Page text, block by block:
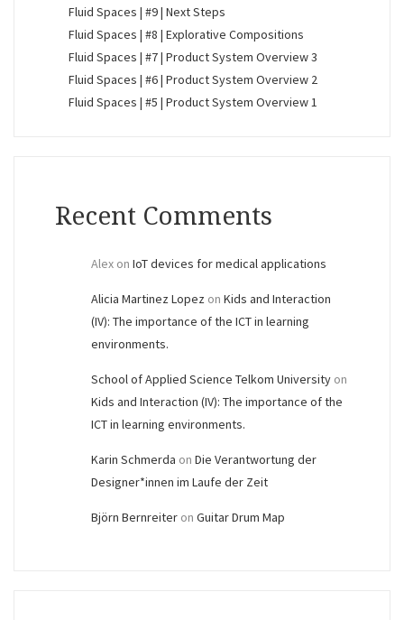
Fluid Spaces | #9 | Next Steps
Fluid Spaces | #8 | Explorative Compositions
Fluid Spaces | #7 | Product System Overview 3
Fluid Spaces | #6 | Product System Overview 2
Fluid Spaces | #5 | Product System Overview 1
Recent Comments
Alex on IoT devices for medical applications
Alicia Martinez Lopez on Kids and Interaction
(IV): The importance of the ICT in learning
environments.
School of Applied Science Telkom University on
Kids and Interaction (IV): The importance of the
ICT in learning environments.
Karin Schmerda on Die Verantwortung der
Designer*innen im Laufe der Zeit
Björn Bernreiter on Guitar Drum Map